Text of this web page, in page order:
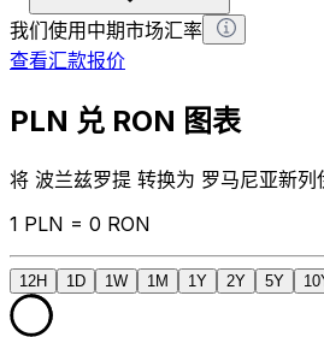
我们使用中期市场汇率
查看汇款报价
PLN 兑 RON 图表
将 波兰兹罗提 转换为 罗马尼亚新列
1 PLN = 0 RON
12H 1D 1W 1M 1Y 2Y 5Y